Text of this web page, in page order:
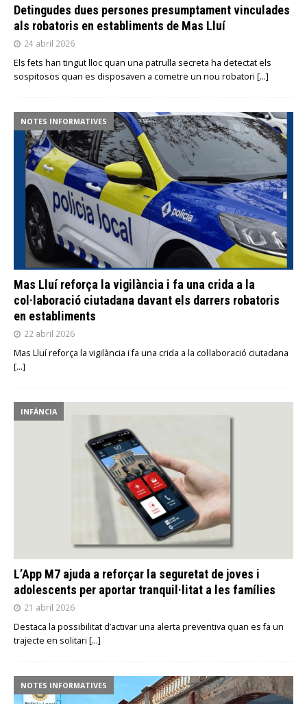
Detingudes dues persones presumptament vinculades
als robatoris en establiments de Mas Lluí
24 abril 2026
Els fets han tingut lloc quan una patrulla secreta ha detectat els
sospitosos quan es disposaven a cometre un nou robatori […]
NOTES INFORMATIVES
Mas Lluí reforça la vigilància i fa una crida a la
col·laboració ciutadana davant els darrers robatoris
en establiments
22 abril 2026
Mas Lluí reforça la vigilància i fa una crida a la col·laboració ciutadana
[…]
INFÀNCIA
L’App M7 ajuda a reforçar la seguretat de joves i
adolescents per aportar tranquil·litat a les famílies
21 abril 2026
Destaca la possibilitat d’activar una alerta preventiva quan es fa un
trajecte en solitari […]
NOTES INFORMATIVES